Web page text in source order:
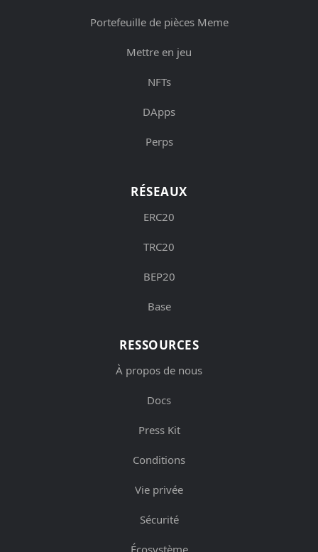
Portefeuille de pièces Meme
Mettre en jeu
NFTs
DApps
Perps
RÉSEAUX
ERC20
TRC20
BEP20
Base
RESSOURCES
À propos de nous
Docs
Press Kit
Conditions
Vie privée
Sécurité
Écosystème